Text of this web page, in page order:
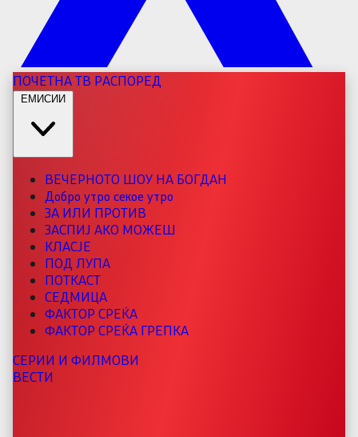
ПОЧЕТНАТВ РАСПОРЕД
ЕМИСИИ
ВЕЧЕРНОТО ШОУ НА БОГДАН
Добро утро секое утро
ЗА ИЛИ ПРОТИВ
ЗАСПИЈ АКО МОЖЕШ
КЛАСЈЕ
ПОД ЛУПА
ПОТКАСТ
СЕДМИЦА
ФАКТОР СРЕЌА
ФАКТОР СРЕЌА ГРЕПКА
СЕРИИ И ФИЛМОВИ
ВЕСТИ